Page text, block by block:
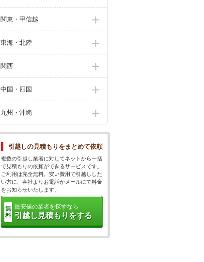
関東・甲信越
東海・北陸
関西
中国・四国
九州・沖縄
引越しの見積もりをまとめて依頼
複数の引越し業者に対してネットから一括
で見積もりの依頼ができるサービスです。
ご利用は完全無料。安い費用で引越しした
い方に、各社よりお電話かメールにて料金
をお知らせいたします。
無
料
最安値の業者を探すなら
引越し見積もりをする